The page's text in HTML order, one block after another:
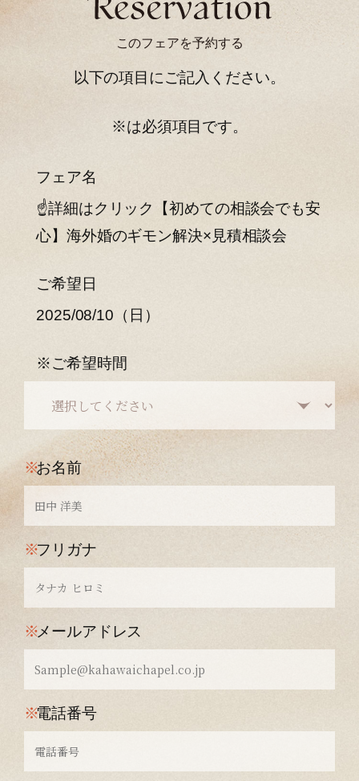
このフェアを予約する
以下の項目にご記入ください。
※は必須項目です。
フェア名
☝詳細はクリック【初めての相談会でも安
心】海外婚のギモン解決×見積相談会
ご希望日
2025/08/10（日）
※ご希望時間
※お名前
※フリガナ
※メールアドレス
※電話番号